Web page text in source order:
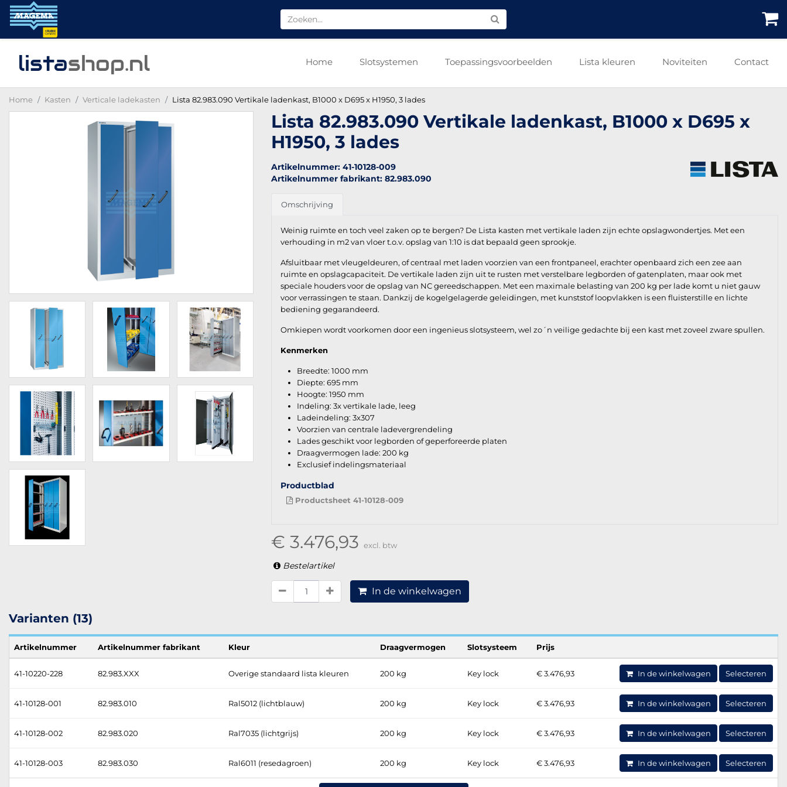
listashop.nl Home Slotsystemen Toepassingsvoorbeelden Lista kleuren Noviteiten Contact
Home Kasten Verticale ladekasten Lista 82.983.090 Vertikale ladenkast, B1000 x D695 x H1950, 3 lades
Lista 82.983.090 Vertikale ladenkast, B1000 x D695 x
H1950, 3 lades
Artikelnummer: 41-10128-009
Artikelnummer fabrikant: 82.983.090
Omschrijving
Weinig ruimte en toch veel zaken op te bergen? De Lista kasten met vertikale laden zijn echte opslagwondertjes. Met een
verhouding in m2 van vloer t.o.v. opslag van 1:10 is dat bepaald geen sprookje.
Afsluitbaar met vleugeldeuren, of centraal met laden voorzien van een frontpaneel, erachter openbaard zich een zee aan
ruimte en opslagcapaciteit. De vertikale laden zijn uit te rusten met verstelbare legborden of gatenplaten, maar ook met
speciale houders voor de opslag van NC gereedschappen. Met een maximale belasting van 200 kg per lade komt u niet gauw
voor verrassingen te staan. Dankzij de kogelgelagerde geleidingen, met kunststof loopvlakken is een fluisterstille en lichte
bediening gegarandeerd.
Omkiepen wordt voorkomen door een ingenieus slotsysteem, wel zo´n veilige gedachte bij een kast met zoveel zware spullen.
Kenmerken
Breedte: 1000 mm
Diepte: 695 mm
Hoogte: 1950 mm
Indeling: 3x vertikale lade, leeg
Ladeindeling: 3x307
Voorzien van centrale ladevergrendeling
Lades geschikt voor legborden of geperforeerde platen
Draagvermogen lade: 200 kg
Exclusief indelingsmateriaal
Productblad
Productsheet 41-10128-009
€ 3.476,93 excl. btw
Bestelartikel
In de winkelwagen
Varianten (13)
Artikelnummer Artikelnummer fabrikant Kleur Draagvermogen Slotsysteem Prijs
41-10220-228 82.983.XXX Overige standaard lista kleuren 200 kg Key lock € 3.476,93 In de winkelwagen Selecteren
41-10128-001 82.983.010 Ral5012 (lichtblauw) 200 kg Key lock € 3.476,93 In de winkelwagen Selecteren
41-10128-002 82.983.020 Ral7035 (lichtgrijs) 200 kg Key lock € 3.476,93 In de winkelwagen Selecteren
41-10128-003 82.983.030 Ral6011 (resedagroen) 200 kg Key lock € 3.476,93 In de winkelwagen Selecteren